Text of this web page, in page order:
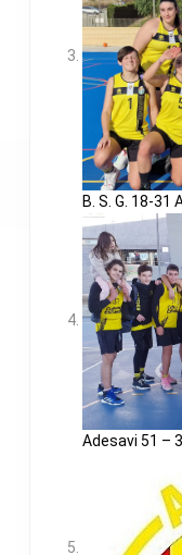
B. S. G. 18-31
Adesavi 51 –